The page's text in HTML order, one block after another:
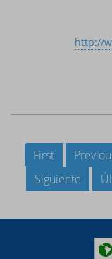
http://
First
Siguiente